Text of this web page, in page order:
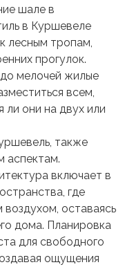
шале в
в Куршевеле
лесным тропам,
прогулок.
мелочей жилые
всем,
ли они на двух или
также
аспектам.
включает в
где
оставаясь
дома. Планировка
для свободного
ощущения